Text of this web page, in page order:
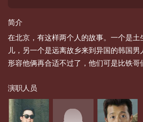
简介
在北京，有这样两个人的故事。一个是土
儿，另一个是远离故乡来到异国的韩国
形容他俩再合适不过了，他们可是比铁哥
也与众不同，叫“什么情况”。大雁呢，平
嘴边。他们常常一起拼酒、一起K歌。然
要离开了，鸭子心里十分伤心，虽然没有
演职人员